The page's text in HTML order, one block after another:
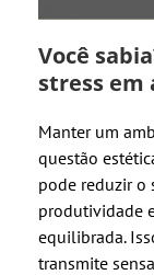
Você
stress em
Manter um
questão
pode reduzir o
produtividade
equilibrada.
transmite